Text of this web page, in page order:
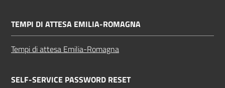
TEMPI DI ATTESA EMILIA-ROMAGNA
Tempi di attesa Emilia-Romagna
SELF-SERVICE PASSWORD RESET